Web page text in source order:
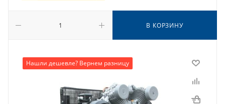
В КОРЗИНУ
Нашли дешевле? Вернем разницу